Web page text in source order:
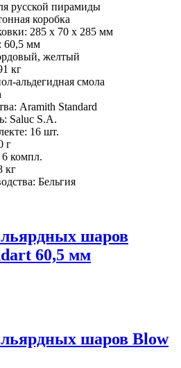
русской пирамиды
коробка
285 x 70 x 285 мм
60,5 мм
желтый
кг
альдегидная смола
Aramith Standard
Saluc S.A.
16 шт.
г
компл.
кг
Бельгия
шаров
60,5 мм
шаров Blow